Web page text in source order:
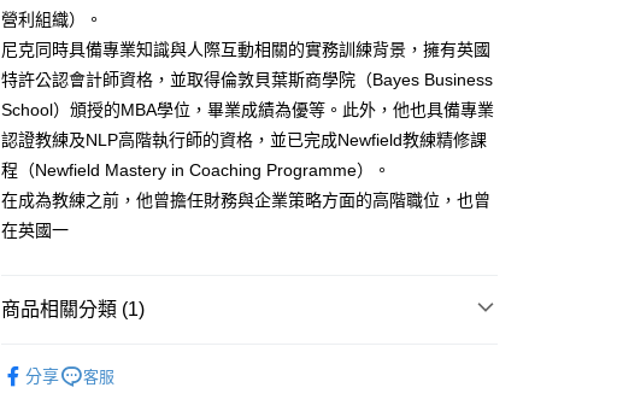
營利組織）。
尼克同時具備專業知識與人際互動相關的實務訓練背景，擁有英國
特許公認會計師資格，並取得倫敦貝葉斯商學院（Bayes Business
School）頒授的MBA學位，畢業成績為優等。此外，他也具備專業
認證教練及NLP高階執行師的資格，並已完成Newfield教練精修課
程（Newfield Mastery in Coaching Programme）。
在成為教練之前，他曾擔任財務與企業策略方面的高階職位，也曾
在英國一
商品相關分類 (1)
分享
客服